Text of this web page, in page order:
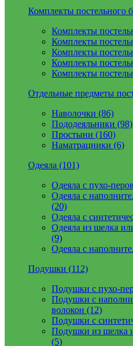
Комплекты постельного
Комплекты
Комплекты
Комплекты
Комплекты
Комплекты
Отдельные предметы
Наволочки (86)
Пододеяльники (98)
Простыни (160)
Наматрацники (6)
Одеяла (101)
Одеяла с пухо-
Одеяла с
(20)
Одеяла с
Одеяла из шелка
(9)
Одеяла с
Подушки (112)
Подушки с пухо-
Подушки с
волокон (12)
Подушки с
Подушки из шелка
(5)